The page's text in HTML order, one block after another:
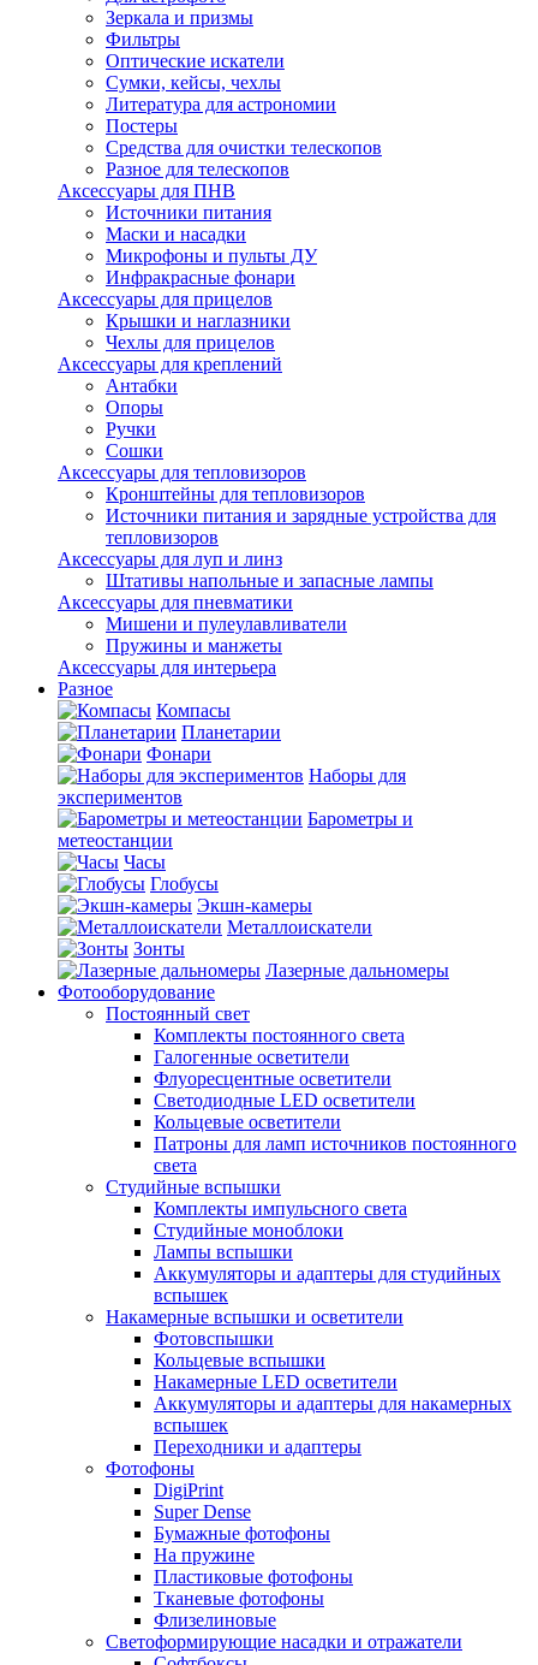
Зеркала и призмы
Фильтры
Оптические искатели
Сумки, кейсы, чехлы
Литература для астрономии
Постеры
Средства для очистки телескопов
Разное для телескопов
Аксессуары для ПНВ
Источники питания
Маски и насадки
Микрофоны и пульты ДУ
Инфракрасные фонари
Аксессуары для прицелов
Крышки и наглазники
Чехлы для прицелов
Аксессуары для креплений
Антабки
Опоры
Ручки
Сошки
Аксессуары для тепловизоров
Кронштейны для тепловизоров
Источники питания и зарядные устройства для
тепловизоров
Аксессуары для луп и линз
Штативы напольные и запасные лампы
Аксессуары для пневматики
Мишени и пулеулавливатели
Пружины и манжеты
Аксессуары для интерьера
Разное
Компасы
Планетарии
Фонари
Наборы для
экспериментов
Барометры и
метеостанции
Часы
Глобусы
Экшн-камеры
Металлоискатели
Зонты
Лазерные дальномеры
Фотооборудование
Постоянный свет
Комплекты постоянного света
Галогенные осветители
Флуоресцентные осветители
Светодиодные LED осветители
Кольцевые осветители
Патроны для ламп источников постоянного
света
Студийные вспышки
Комплекты импульсного света
Студийные моноблоки
Лампы вспышки
Аккумуляторы и адаптеры для студийных
вспышек
Накамерные вспышки и осветители
Фотовспышки
Кольцевые вспышки
Накамерные LED осветители
Аккумуляторы и адаптеры для накамерных
вспышек
Переходники и адаптеры
Фотофоны
DigiPrint
Super Dense
Бумажные фотофоны
На пружине
Пластиковые фотофоны
Тканевые фотофоны
Флизелиновые
Светоформирующие насадки и отражатели